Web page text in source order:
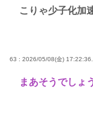
こりゃ少子化加
63 : 2026/05/08(金)
まあそうでしょ